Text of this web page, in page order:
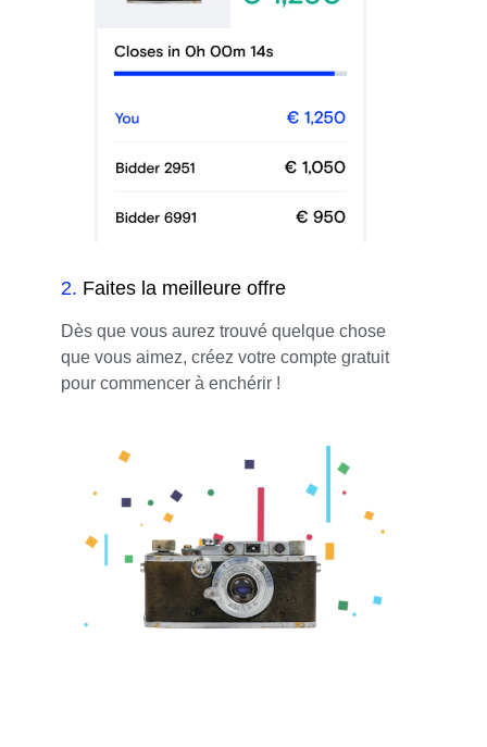
2. Faites la meilleure offre
Dès que vous aurez trouvé quelque chose
que vous aimez, créez votre compte gratuit
pour commencer à enchérir !